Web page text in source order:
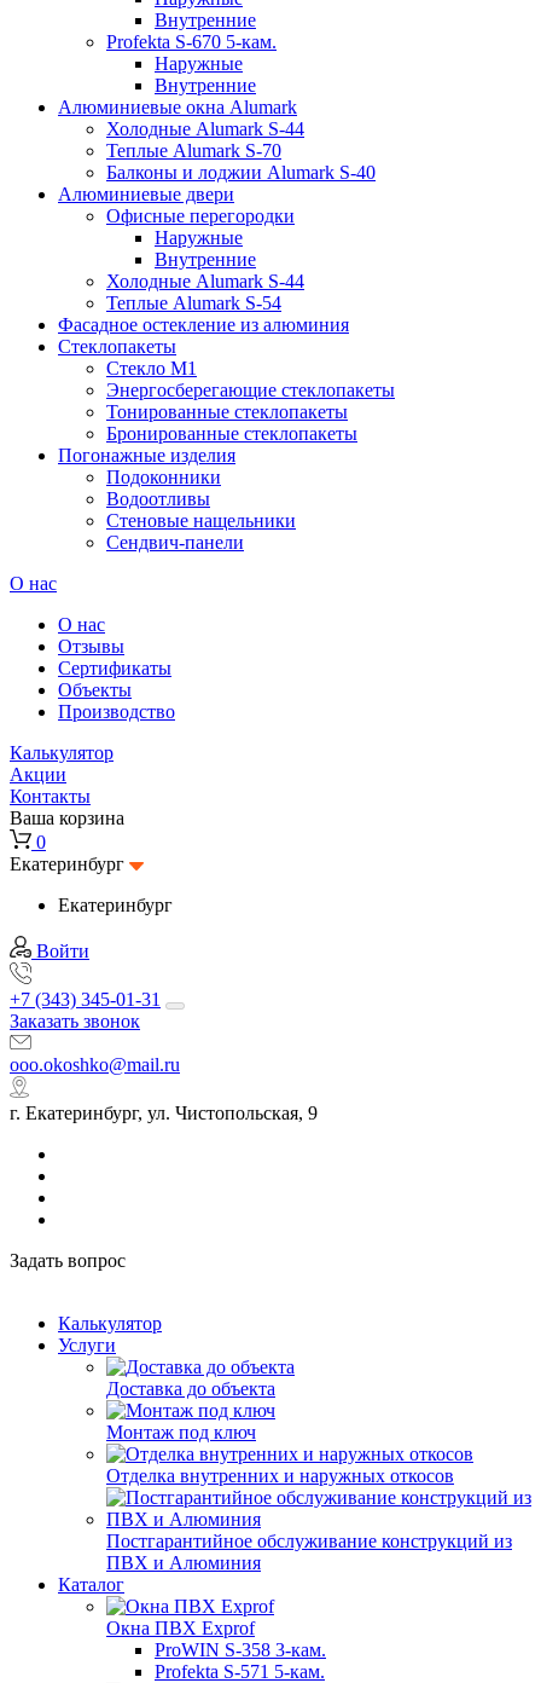
Внутренние
Profekta S-670 5-кам.
Наружные
Внутренние
Алюминиевые окна Alumark
Холодные Alumark S-44
Теплые Alumark S-70
Балконы и лоджии Alumark S-40
Алюминиевые двери
Офисные перегородки
Наружные
Внутренние
Холодные Alumark S-44
Теплые Alumark S-54
Фасадное остекление из алюминия
Стеклопакеты
Стекло М1
Энергосберегающие стеклопакеты
Тонированные стеклопакеты
Бронированные стеклопакеты
Погонажные изделия
Подоконники
Водоотливы
Стеновые нащельники
Сендвич-панели
О нас
О нас
Отзывы
Сертификаты
Объекты
Производство
Калькулятор
Акции
Контакты
Ваша корзина
0
Екатеринбург
Екатеринбург
Войти
+7 (343) 345-01-31
Заказать звонок
ooo.okoshko@mail.ru
г. Екатеринбург, ул. Чистопольская, 9
Задать вопрос
Калькулятор
Услуги
Доставка до объекта
Монтаж под ключ
Отделка внутренних и наружных откосов
Постгарантийное обслуживание конструкций из
ПВХ и Алюминия
Каталог
Окна ПВХ Exprof
ProWIN S-358 3-кам.
Profekta S-571 5-кам.